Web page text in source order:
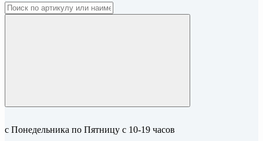
с Понедельника по Пятницу с 10-19 часов